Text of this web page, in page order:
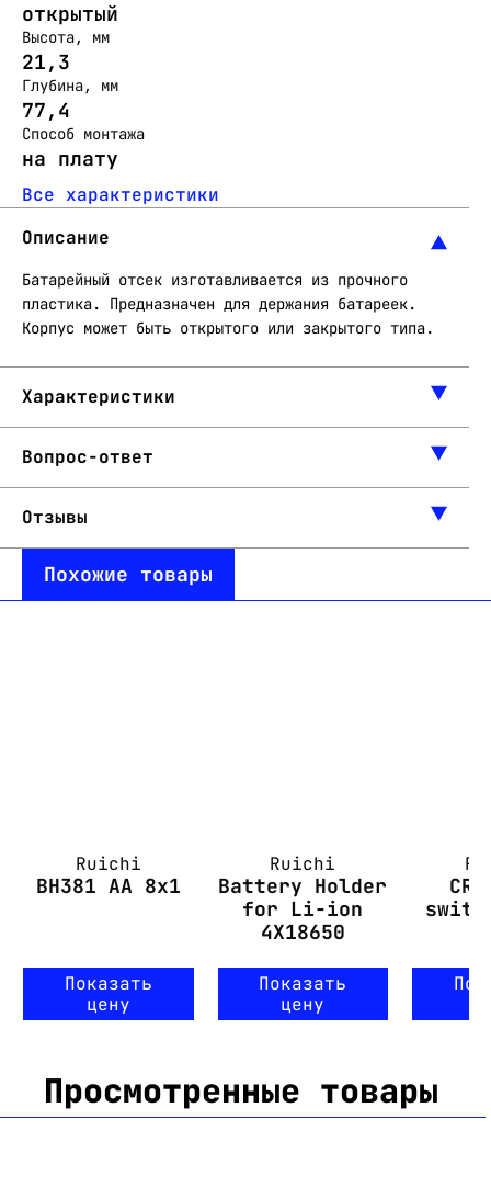
открытый
Высота, мм
21,3
Глубина, мм
77,4
Способ монтажа
на плату
Все характеристики
Описание
Батарейный отсек изготавливается из прочного
пластика. Предназначен для держания батареек.
Корпус может быть открытого или закрытого типа.
Характеристики
Вопрос-ответ
Отзывы
Похожие товары
Ruichi
BH381 AA 8x1
Показать
цену
Ruichi
Battery Holder
for Li-ion
4X18650
Показать
цену
Просмотренные товары